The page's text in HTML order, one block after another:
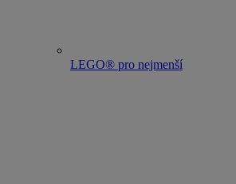
LEGO® pro nejmenší